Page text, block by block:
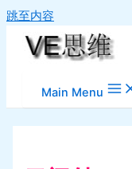
跳至内容
Main Menu